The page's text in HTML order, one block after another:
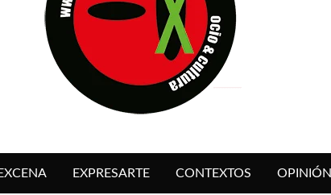
JUDÍAS EN #EXVITA
REINVENTAN [BITÁCORA 3.0] EN EXVITA
FLASH PRESENTA EN EXVITA [RELATIVA SENCILLEZ]
EN EXVITA INTERPRETANDO A SERRAT
EXCENA EXPRESARTE CONTEXTOS OPINIÓN